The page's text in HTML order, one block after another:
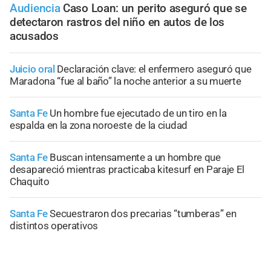
Audiencia Caso Loan: un perito aseguró que se
detectaron rastros del niño en autos de los
acusados
Juicio oral Declaración clave: el enfermero aseguró que
Maradona “fue al baño” la noche anterior a su muerte
Santa Fe Un hombre fue ejecutado de un tiro en la
espalda en la zona noroeste de la ciudad
Santa Fe Buscan intensamente a un hombre que
desapareció mientras practicaba kitesurf en Paraje El
Chaquito
Santa FeSecuestraron dos precarias “tumberas” en
distintos operativos